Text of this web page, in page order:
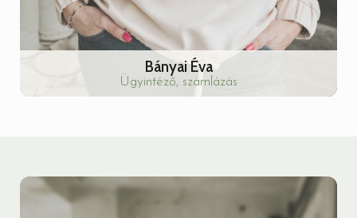
Bányai Éva
Ügyintéző, számlázás